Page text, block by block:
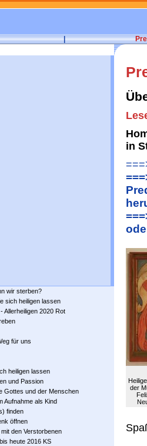
|
wir sterben?
sich heiligen lassen
Allerheiligen 2020 Rot
für uns
heiligen lassen
und Passion
Gottes und der Menschen
Aufnahme als Kind
finden
öffnen
den Verstorbenen
heute 2016 KS
in
der